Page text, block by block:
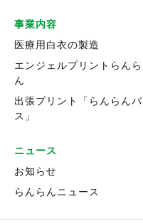
事業内容
医療用白衣の製造
エンジェルプリントらんら
ん
出張プリント「らんらんバ
ス」
ニュース
お知らせ
らんらんニュース